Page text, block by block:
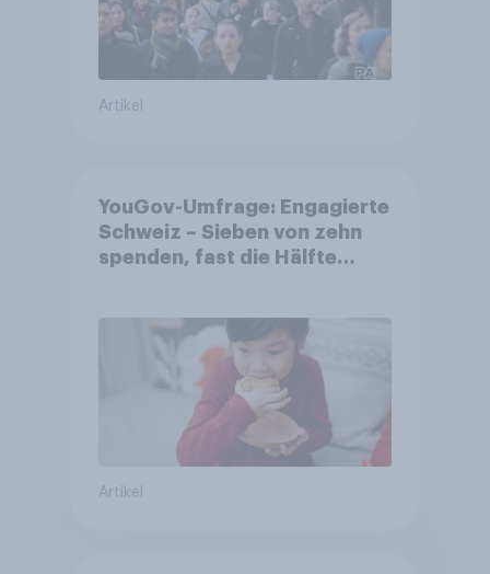
Artikel
YouGov-Umfrage: Engagierte
Schweiz – Sieben von zehn
spenden, fast die Hälfte
Artikel